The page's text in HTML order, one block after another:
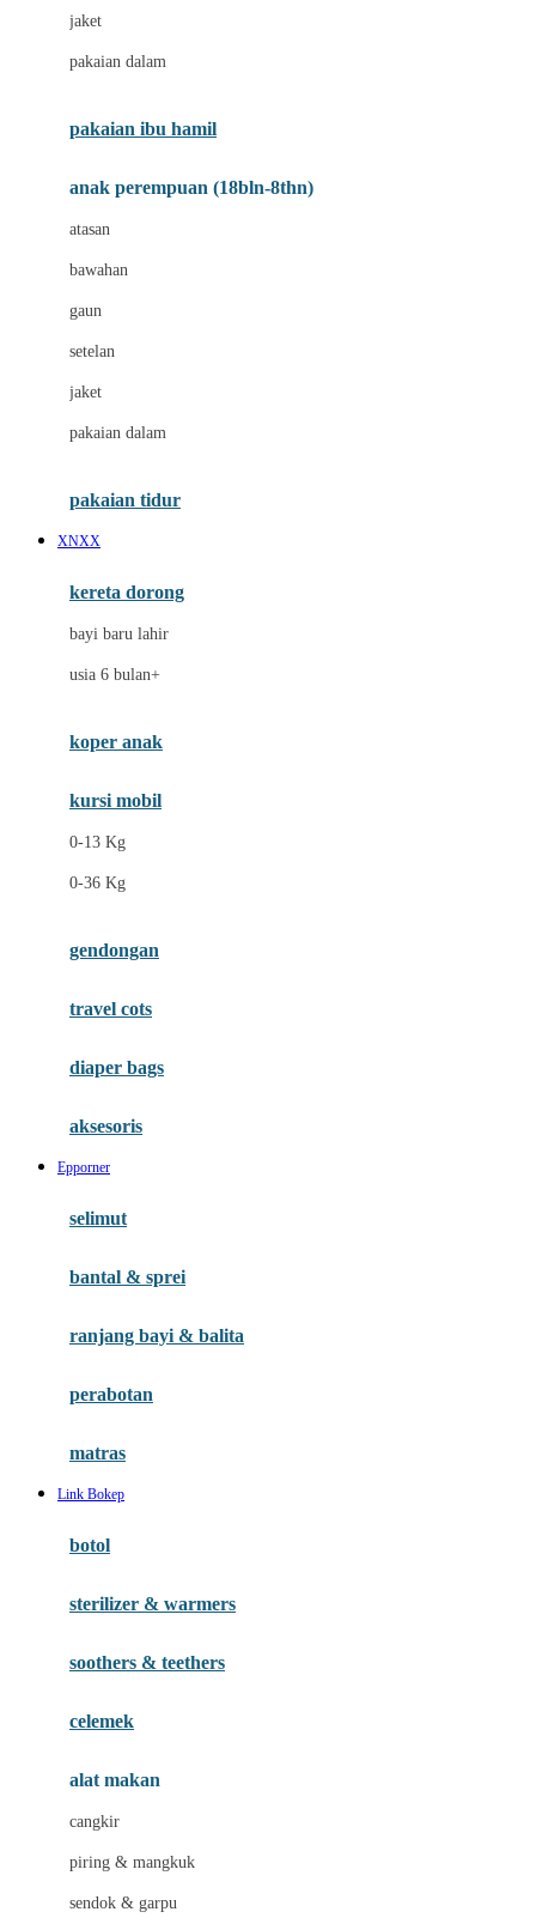
Cottonseeds
Crane
Drew
E
ELC
Ergobaby
Ezyroller
F
Felt So Sweet
Fisher Price
Gb
Habbie
Haenim
Hauck
Havaianas
Hybrid
I
Inlacta DHA
Ivenet
jaket
pakaian dalam
pakaian ibu hamil
anak perempuan (18bln-8thn)
atasan
bawahan
gaun
setelan
jaket
pakaian dalam
pakaian tidur
XNXX
kereta dorong
bayi baru lahir
usia 6 bulan+
koper anak
kursi mobil
0-13 Kg
0-36 Kg
gendongan
travel cots
diaper bags
aksesoris
Epporner
selimut
bantal & sprei
ranjang bayi & balita
perabotan
matras
Link Bokep
botol
sterilizer & warmers
soothers & teethers
celemek
alat makan
cangkir
piring & mangkuk
sendok & garpu